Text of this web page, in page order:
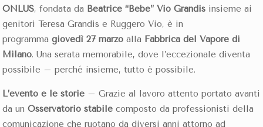
ONLUS, fondata da Beatrice “Bebe” Vio Grandis insieme ai
genitori Teresa Grandis e Ruggero Vio, è in
programma giovedì 27 marzo alla Fabbrica del Vapore di
Milano. Una serata memorabile, dove l’eccezionale diventa
possibile – perché insieme, tutto è possibile.
L’evento e le storie – Grazie al lavoro attento portato avanti
da unOsservatorio stabile composto da professionisti della
comunicazione che ruotano da diversi anni attorno ad